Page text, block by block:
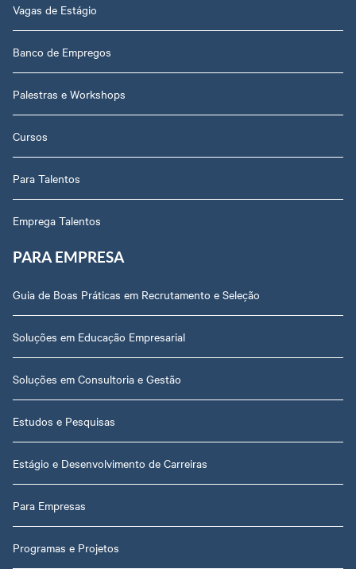
Vagas de Estágio
Banco de Empregos
Palestras e Workshops
Cursos
Para Talentos
Emprega Talentos
PARA EMPRESA
Guia de Boas Práticas em Recrutamento e Seleção
Soluções em Educação Empresarial
Soluções em Consultoria e Gestão
Estudos e Pesquisas
Estágio e Desenvolvimento de Carreiras
Para Empresas
Programas e Projetos